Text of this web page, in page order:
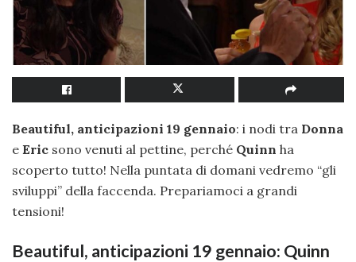
Beautiful, anticipazioni 19 gennaio: i nodi tra Donna
e Eric sono venuti al pettine, perché Quinn ha
scoperto tutto! Nella puntata di domani vedremo “gli
sviluppi” della faccenda. Prepariamoci a grandi
tensioni!
Beautiful, anticipazioni 19 gennaio: Quinn